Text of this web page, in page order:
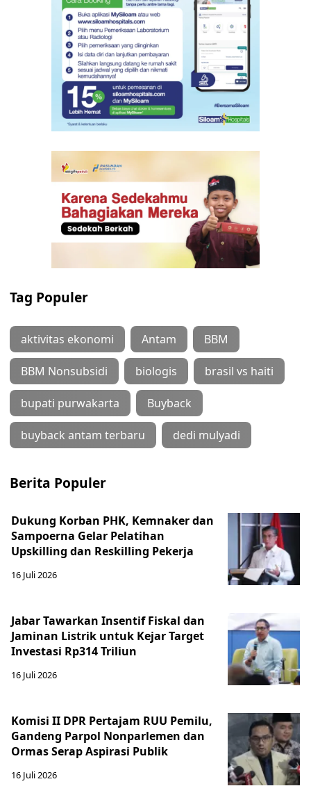
Tag Populer
aktivitas ekonomi Antam BBM
BBM Nonsubsidi biologis brasil vs haiti
bupati purwakarta Buyback
buyback antam terbaru dedi mulyadi
Berita Populer
Dukung Korban PHK, Kemnaker dan
Sampoerna Gelar Pelatihan
Upskilling dan Reskilling Pekerja
16 Juli 2026
Jabar Tawarkan Insentif Fiskal dan
Jaminan Listrik untuk Kejar Target
Investasi Rp314 Triliun
16 Juli 2026
Komisi II DPR Pertajam RUU Pemilu,
Gandeng Parpol Nonparlemen dan
Ormas Serap Aspirasi Publik
16 Juli 2026